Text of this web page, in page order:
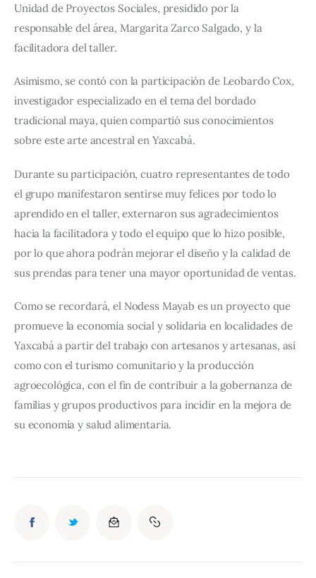
Unidad de Proyectos Sociales, presidido por la
responsable del área, Margarita Zarco Salgado, y la
facilitadora del taller.
Asimismo, se contó con la participación de Leobardo Cox,
investigador especializado en el tema del bordado
tradicional maya, quien compartió sus conocimientos
sobre este arte ancestral en Yaxcabá.
Durante su participación, cuatro representantes de todo
el grupo manifestaron sentirse muy felices por todo lo
aprendido en el taller, externaron sus agradecimientos
hacia la facilitadora y todo el equipo que lo hizo posible,
por lo que ahora podrán mejorar el diseño y la calidad de
sus prendas para tener una mayor oportunidad de ventas.
Como se recordará, el Nodess Mayab es un proyecto que
promueve la economía social y solidaria en localidades de
Yaxcabá a partir del trabajo con artesanos y artesanas, así
como con el turismo comunitario y la producción
agroecológica, con el fin de contribuir a la gobernanza de
familias y grupos productivos para incidir en la mejora de
su economía y salud alimentaria.